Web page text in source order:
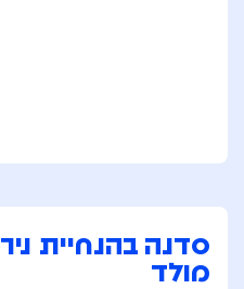
סדנה בהנחיית ניר
מולד